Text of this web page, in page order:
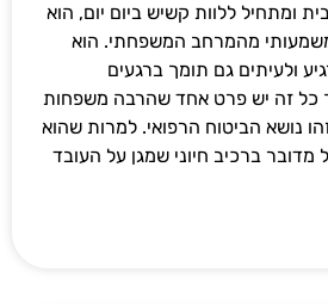
ומתחיל ללוות קשיש ביום יום, הוא
מהמרחב המשפחתי. הוא
ולעיתים גם תומך ברגעים
כל זה יש פרט אחד שהרבה משפחות
נושא הביטוח הרפואי. למרות שהוא
מדובר ברכיב חיוני שמגן על העובד